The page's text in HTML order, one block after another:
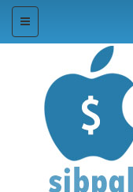
منو